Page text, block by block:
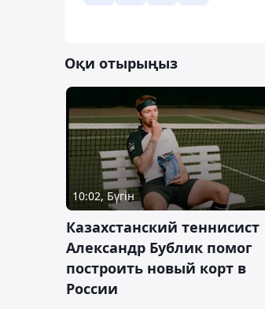
Оқи отырыңыз
10:02, Бүгін
Казахстанский теннисист
Александр Бублик помог
построить новый корт в
России